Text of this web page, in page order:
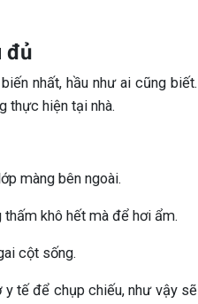
đủ
nhất, hầu như ai cũng biết.
thực hiện tại nhà.
màng bên ngoài.
khô hết mà để hơi ẩm.
cột sống.
tế để chụp chiếu, như vậy sẽ